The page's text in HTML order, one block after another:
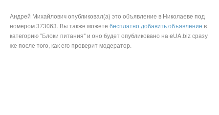
Андрей Михайлович опубликовал(а) это объявление в Николаеве под
номером 373063. Вы также можете бесплатно добавить объявление в
категорию "Блоки питания" и оно будет опубликовано на eUA.biz сразу
же после того, как его проверит модератор.